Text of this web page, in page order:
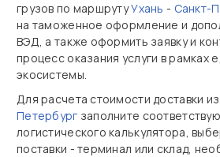
грузов по маршрутуУхань - Санкт-
на таможенное оформление и
ВЭД, а также оформить заявку и
процесс оказания услуги в рамках
экосистемы.
Для расчета стоимости доставки из
Петербург заполните
логистического калькулятора,
поставки - терминал или склад,